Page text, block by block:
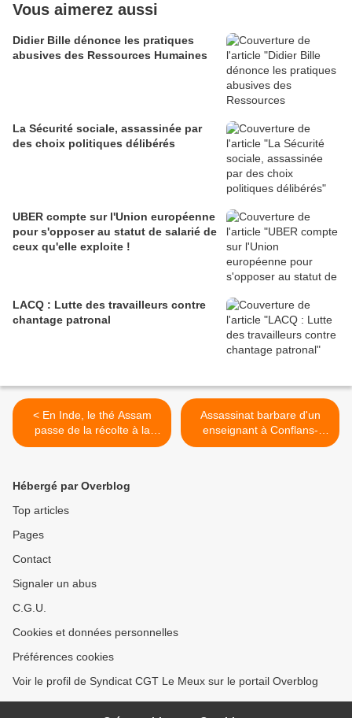
Vous aimerez aussi
Didier Bille dénonce les pratiques
abusives des Ressources Humaines
La Sécurité sociale, assassinée par
des choix politiques délibérés
UBER compte sur l'Union européenne
pour s'opposer au statut de salarié de
ceux qu'elle exploite !
LACQ : Lutte des travailleurs contre
chantage patronal
< En Inde, le thé Assam
passe de la récolte à la
révolte qui gagne Ceylan...
Assassinat barbare d'un
enseignant à Conflans-
Sainte-Honorine: Macron
Hébergé par Overblog
Top articles
Pages
Contact
Signaler un abus
C.G.U.
Cookies et données personnelles
Préférences cookies
Voir le profil de Syndicat CGT Le Meux sur le portail Overblog